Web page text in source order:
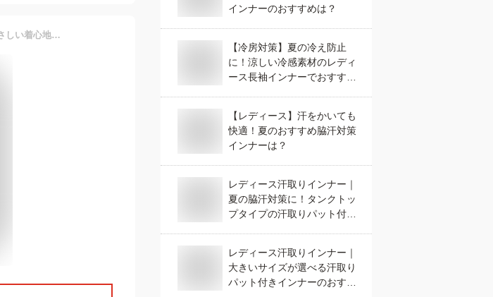
≪アンダーゴムなし×完全無縫製×オーガニックコットンのやさしい着心地≫ グンゼ キレイラボ カップ付きタンクトップ ブラトップ レディース 綿混 縫い目なし カットオフ チクチクしにくい ひびきにくい 洗濯タグなし KIREILABO KB2058N
インナーのおすすめは？
【冷房対策】夏の冷え防止
に！涼しい冷感素材のレディ
ース長袖インナーでおすすめ
【レディース】汗をかいても
快適！夏のおすすめ脇汗対策
インナーは？
レディース汗取りインナー｜
夏の脇汗対策に！タンクトッ
プタイプの汗取りパット付き
レディース汗取りインナー｜
大きいサイズが選べる汗取り
パット付きインナーのおすす